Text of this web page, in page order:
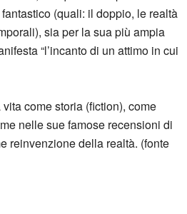
(quali: il doppio, le realtà
sia per la sua più ampia
“l’incanto di un attimo in cui
come storia (fiction), come
nelle sue famose recensioni di
reinvenzione della realtà. (fonte